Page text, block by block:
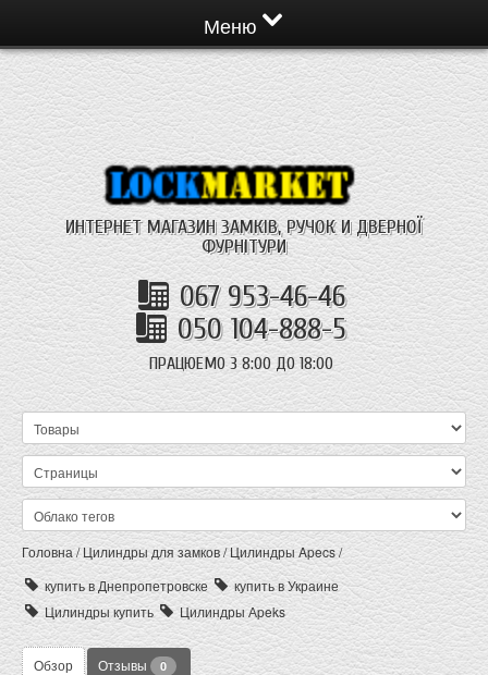
Меню
ИНТЕРНЕТ МАГАЗИН ЗАМКІВ, РУЧОК И ДВЕРНОЇ
ФУРНІТУРИ
067 953-46-46
050 104-888-5
ПРАЦЮЕМО З 8:00 ДО 18:00
Головна/Цилиндры для замков/Цилиндры Apecs/
купить в Днепропетровске
купить в Украине
Цилиндры купить
Цилиндры Аpeks
Обзор Отзывы 0